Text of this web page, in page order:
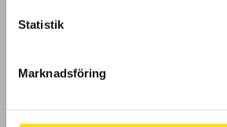
Statistik
Marknadsföring